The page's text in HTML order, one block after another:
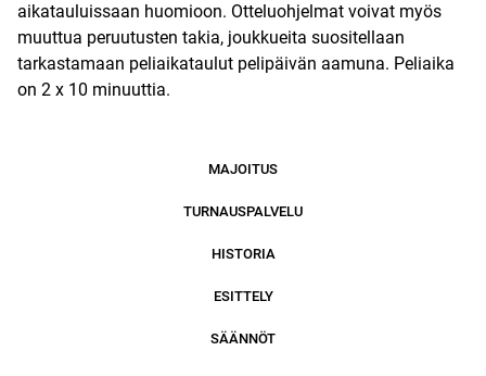
aikatauluissaan huomioon. Otteluohjelmat voivat myös
muuttua peruutusten takia, joukkueita suositellaan
tarkastamaan peliaikataulut pelipäivän aamuna. Peliaika
on 2 x 10 minuuttia.
MAJOITUS
TURNAUSPALVELU
HISTORIA
ESITTELY
SÄÄNNÖT